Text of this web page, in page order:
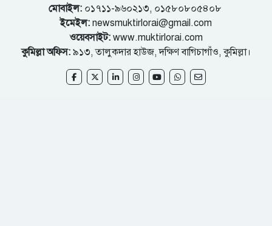
মোবাইল:০১৭১১-৯৬০২১৩, ০১৫৮০৮০৫৪০৮
ইমেইল: newsmuktirlorai@gmail.com
ওয়েবসাইট: www.muktirlorai.com
কুমিল্লা অফিস: ৯১৩, তালুকদার হাউজ, দক্ষিণ বাগিচাগাঁও, কুমিল্লা।